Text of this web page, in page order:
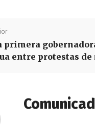
primera
entre protestas de